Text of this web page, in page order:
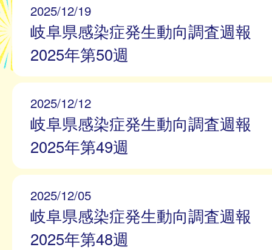
2025/12/19
岐阜県感染症発生動向調査週報
2025年第50週
2025/12/12
岐阜県感染症発生動向調査週報
2025年第49週
2025/12/05
岐阜県感染症発生動向調査週報
2025年第48週